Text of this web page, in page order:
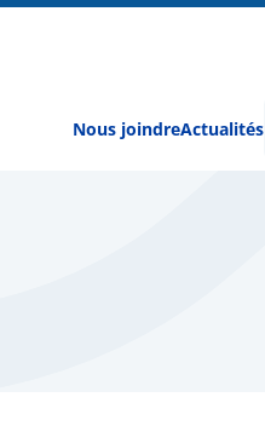
Nous joindreActualités